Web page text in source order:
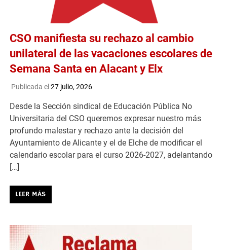
CSO manifiesta su rechazo al cambio
unilateral de las vacaciones escolares de
Semana Santa en Alacant y Elx
Publicada el 27 julio, 2026
Desde la Sección sindical de Educación Pública No
Universitaria del CSO queremos expresar nuestro más
profundo malestar y rechazo ante la decisión del
Ayuntamiento de Alicante y el de Elche de modificar el
calendario escolar para el curso 2026-2027, adelantando
[…]
LEER MÁS